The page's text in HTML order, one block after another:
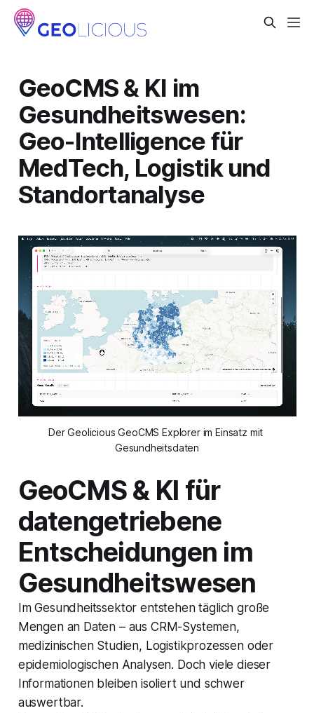
GeoCMS & KI im
Gesundheitswesen:
Geo-Intelligence für
MedTech, Logistik und
Standortanalyse
Der Geolicious GeoCMS Explorer im Einsatz mit
Gesundheitsdaten
GeoCMS & KI für
datengetriebene
Entscheidungen im
Gesundheitswesen
Im Gesundheitssektor entstehen täglich große
Mengen an Daten – aus CRM-Systemen,
medizinischen Studien, Logistikprozessen oder
epidemiologischen Analysen. Doch viele dieser
Informationen bleiben isoliert und schwer
auswertbar.